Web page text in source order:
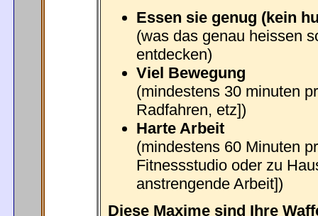
Essen sie genug (kein
(was das genau heissen
entdecken)
Viel Bewegung
(mindestens 30 minuten
Radfahren, etz])
Harte Arbeit
(mindestens 60 Minuten
Fitnessstudio oder zu
anstrengende Arbeit])
Diese Maxime sind Ihre